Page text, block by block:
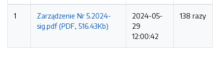
1
Zarządzenie Nr 5.2024-
sig.pdf (PDF, 516.43Kb)
2024-05-
29
12:00:42
138 razy